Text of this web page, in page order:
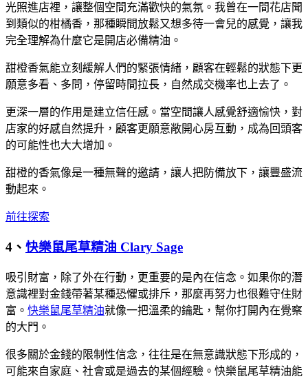
光照進店裡，讓整個空間充滿歡快的氣氛。我曾在一間花店聞
到類似的柑橘香，那種瞬間放鬆又想多待一會兒的感覺，讓我
完全理解為什麼它是開店必備精油。
甜橙香氣能立刻緩解人們的緊張情緒，顧客在輕鬆的狀態下更
願意多看、多問，停留時間拉長，自然成交機率也上去了。
更深一層的作用是建立信任感。當空間讓人感覺舒適愉快，對
店家的好感自然提升，顧客更願意敞開心房互動，成為回頭客
的可能性也大大增加。
甜橙的香氣像是一種無聲的邀請，讓人把防備放下，讓豐盛流
動起來。
前往探索
4、 快樂鼠尾草精油 Clary Sage
吸引財富，除了外在行動，更重要的是內在信念。如果你的潛
意識裡對金錢帶著某種恐懼或排斥，那麼再努力也很難守住財
富。 快樂鼠尾草精油就像一把溫柔的鑰匙，幫你打開內在覺察
的大門。
很多關於金錢的限制性信念，往往是在無意識狀態下形成的，
可能來自家庭、社會或是過去的某個經驗。快樂鼠尾草精油能